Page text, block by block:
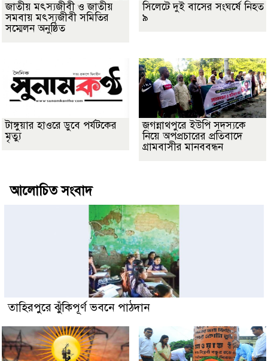
জাতীয় মৎস্যজীবী ও জাতীয়
সমবায় মৎস্যজীবী সমিতির
সম্মেলন অনুষ্ঠিত
সিলেটে দুই বাসের সংঘর্ষে নিহত
৯
টাঙ্গুয়ার হাওরে ডুবে পর্যটকের
মৃত্যু
জগন্নাথপুরে ইউপি সদস্যকে
নিয়ে অপপ্রচারের প্রতিবাদে
গ্রামবাসীর মানববন্ধন
আলোচিত সংবাদ
তাহিরপুরে ঝুঁকিপূর্ণ ভবনে পাঠদান